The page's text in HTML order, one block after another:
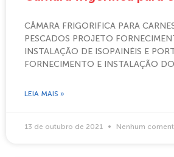
CÂMARA FRIGORIFICA PARA
PESCADOS PROJETO
INSTALAÇÃO DE ISOPAINÉIS E
FORNECIMENTO E INSTALAÇÃO
LEIA MAIS »
13 de outubro de 2021 Nenhum